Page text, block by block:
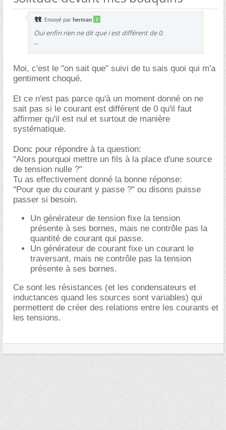
Envoyé par herman
Oui enfin rien ne dit que i est différent de 0.
...
Moi, c'est le "on sait que" suivi de tu sais quoi qui m'a
gentiment choqué.
Et ce n'est pas parce qu'à un moment donné on ne
sait pas si le courant est différent de 0 qu'il faut
affirmer qu'il est nul et surtout de manière
systématique.
Donc pour répondre à ta question:
"Alors pourquoi mettre un fils à la place d'une source
de tension nulle ?"
Tu as effectivement donné la bonne réponse:
"Pour que du courant y passe ?" ou disons puisse
passer si besoin.
Un générateur de tension fixe la tension
présente à ses bornes, mais ne contrôle pas la
quantité de courant qui passe.
Un générateur de courant fixe un courant le
traversant, mais ne contrôle pas la tension
présente à ses bornes.
Ce sont les résistances (et les condensateurs et
inductances quand les sources sont variables) qui
permettent de créer des relations entre les courants et
les tensions.